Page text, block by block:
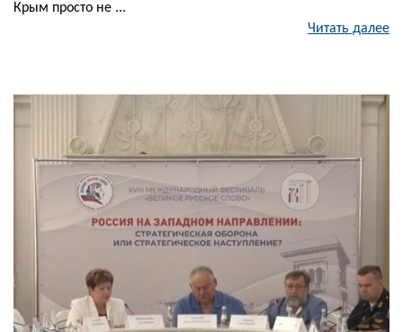
Крым просто не ...
Читать далее